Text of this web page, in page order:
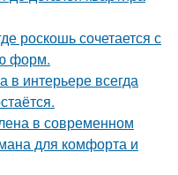
роскошь сочетается с
форм.
в интерьере всегда
в современном
для комфорта и